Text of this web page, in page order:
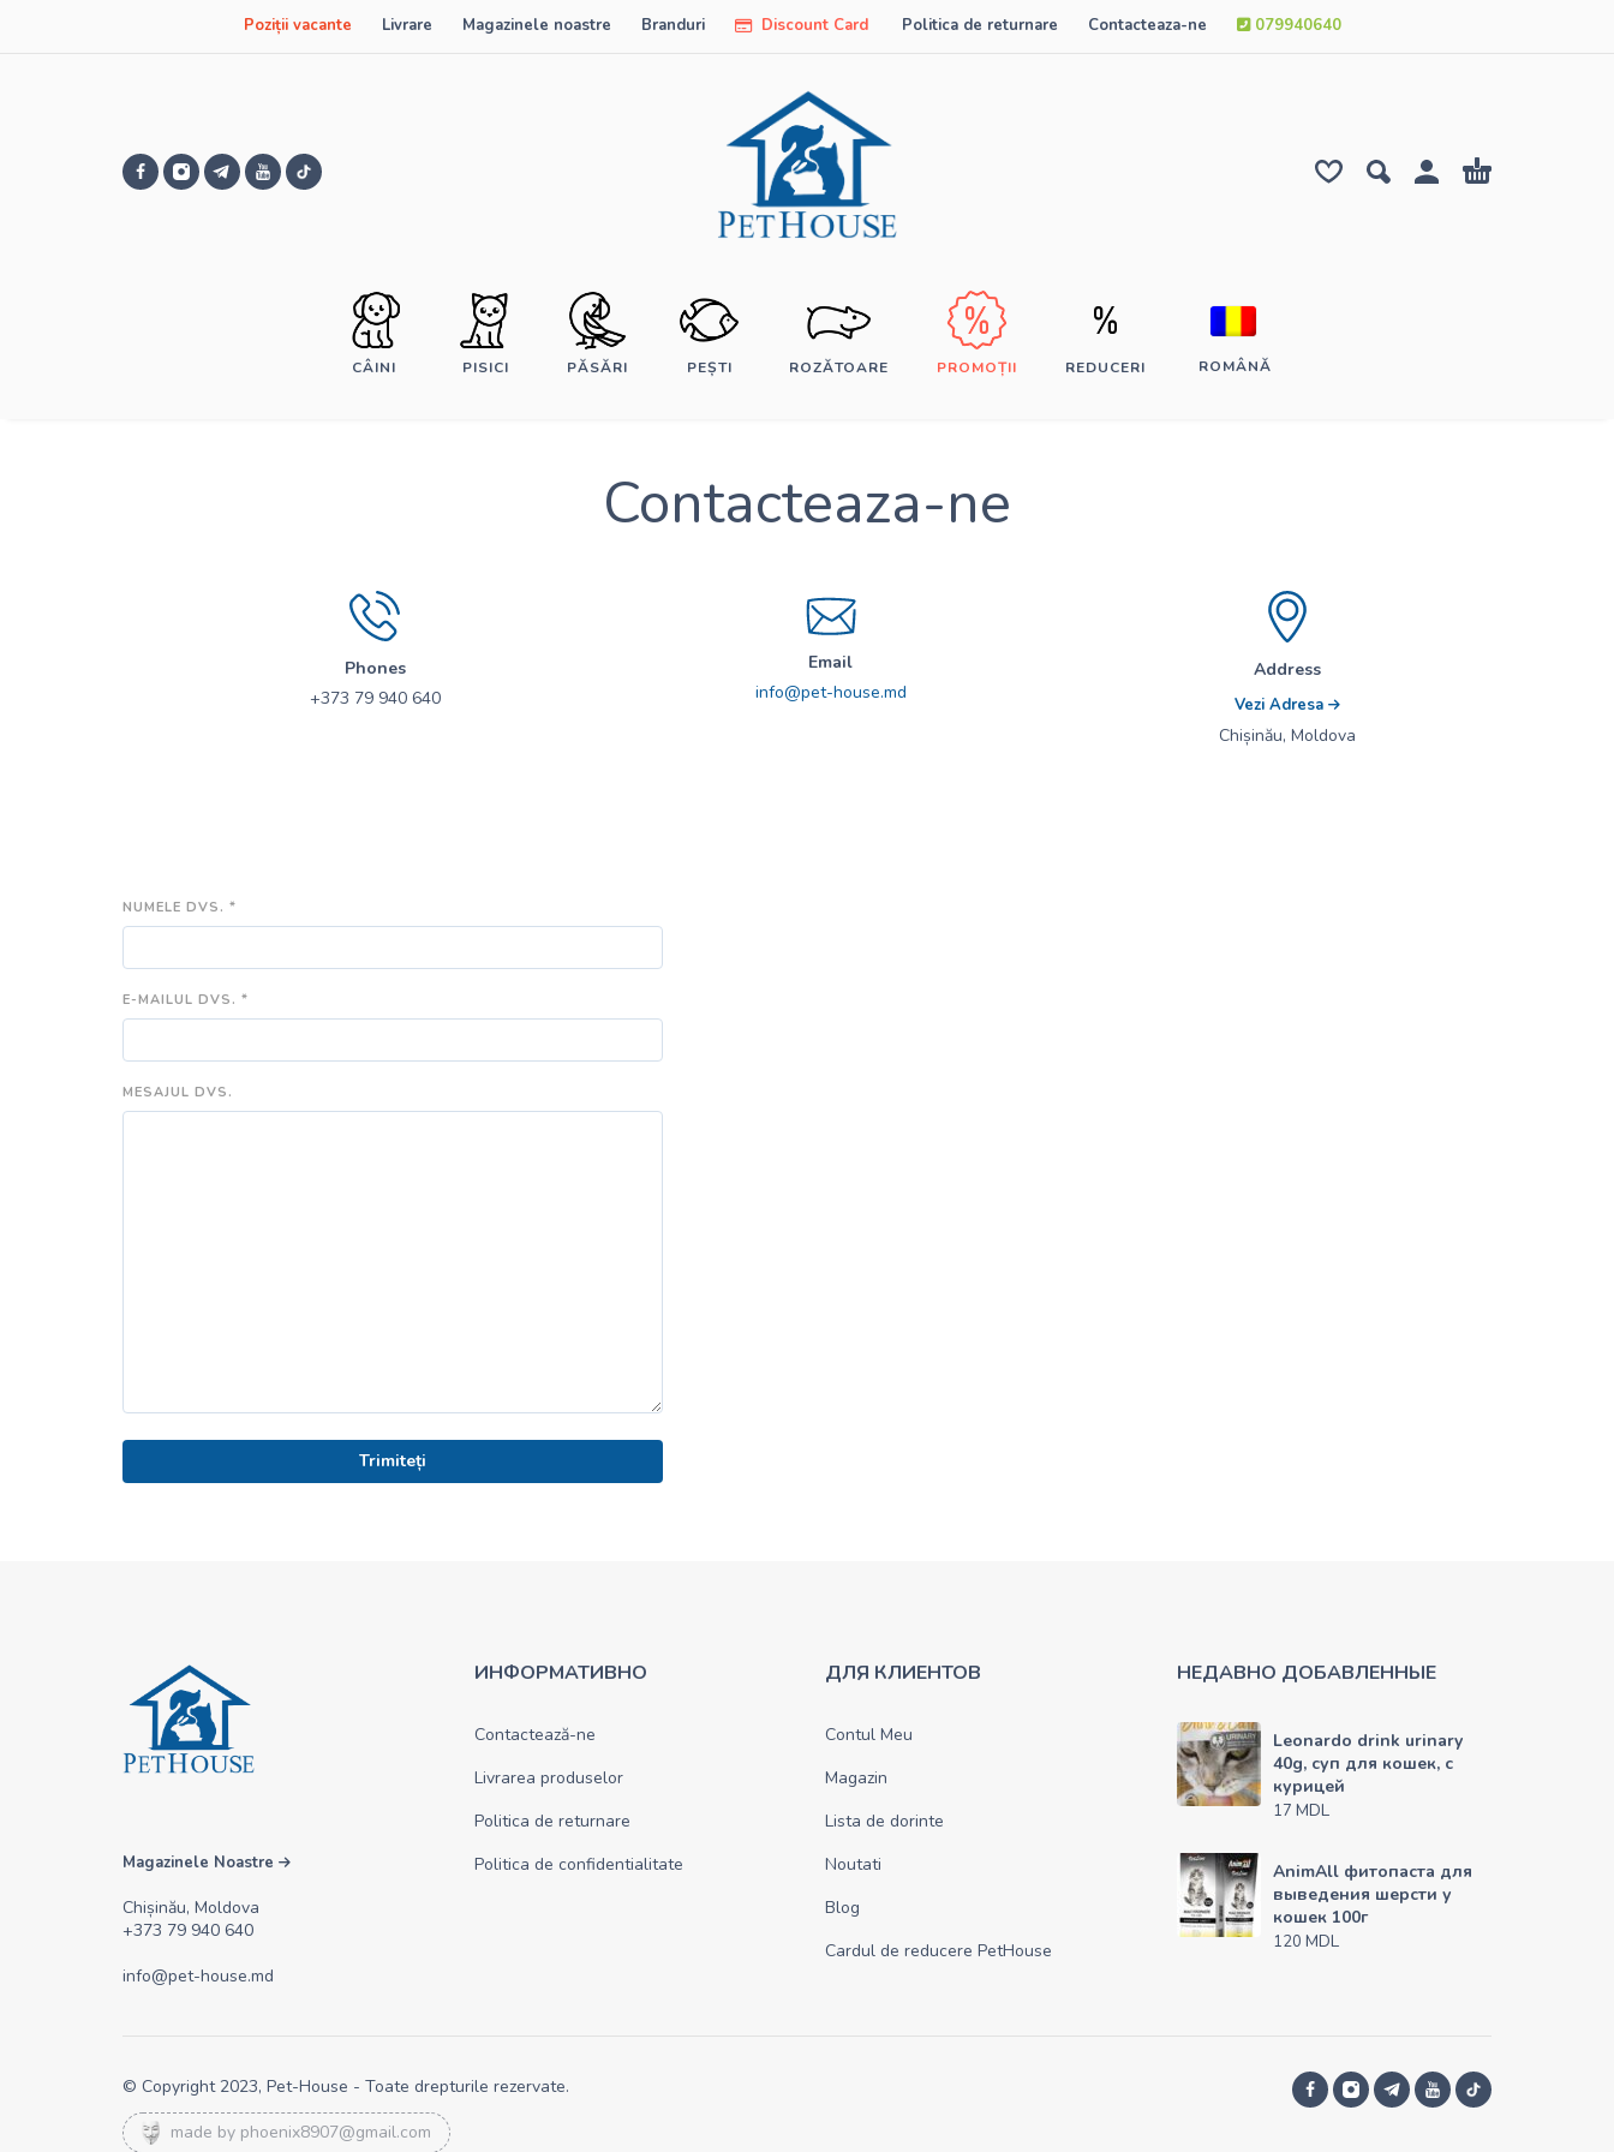
Poziții vacante Livrare Magazinele noastre Branduri Discount Card Politica de returnare Contacteaza-ne 079940640
CÂINI PISICI PĂSĂRI PEȘTI ROZĂTOARE PROMOȚII REDUCERI ROMÂNĂ
Contacteaza-ne
Phones
+373 79 940 640
Email
info@pet-house.md
Address
Vezi Adresa
Chișinău, Moldova
NUMELE DVS. *
E-MAILUL DVS. *
MESAJUL DVS.
Magazinele Noastre
Chișinău, Moldova
+373 79 940 640
info@pet-house.md
ИНФОРМАТИВНО
Contactează-ne
Livrarea produselor
Politica de returnare
Politica de confidentialitate
ДЛЯ КЛИЕНТОВ
Contul Meu
Magazin
Lista de dorinte
Noutati
Blog
Cardul de reducere PetHouse
НЕДАВНО ДОБАВЛЕННЫЕ
Leonardo drink urinary
40g, суп для кошек, с
курицей
17 MDL
AnimAll фитопаста для
выведения шерсти у
кошек 100г
120 MDL
© Copyright 2023, Pet-House - Toate drepturile rezervate.
made by phoenix8907@gmail.com